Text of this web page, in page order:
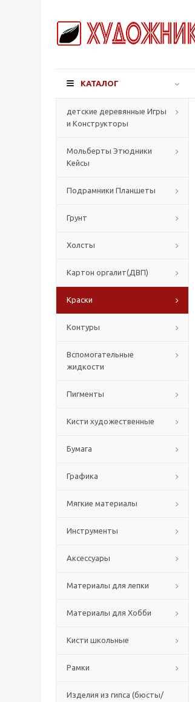
КАТАЛОГ
детские деревянные Игры
и Конструкторы
Мольберты Этюдники
Кейсы
Подрамники Планшеты
Грунт
Холсты
Картон оргалит(ДВП)
Краски
Контуры
Вспомогательные
жидкости
Пигменты
Кисти художественные
Бумага
Графика
Мягкие материалы
Инструменты
Аксессуары
Материалы для лепки
Материалы для Хобби
Кисти школьные
Рамки
Изделия из гипса (бюсты/